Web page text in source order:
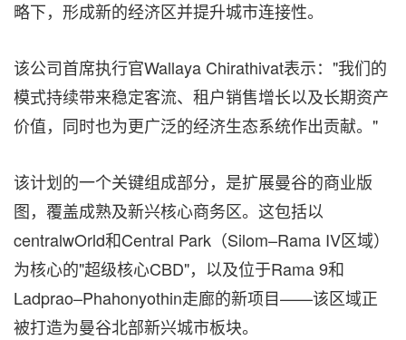
略下，形成新的经济区并提升城市连接性。
该公司首席执行官Wallaya Chirathivat表示："我们的
模式持续带来稳定客流、租户销售增长以及长期资产
价值，同时也为更广泛的经济生态系统作出贡献。"
该计划的一个关键组成部分，是扩展曼谷的商业版
图，覆盖成熟及新兴核心商务区。这包括以
centralwOrld和Central Park（Silom–Rama IV区域）
为核心的"超级核心CBD"，以及位于Rama 9和
Ladprao–Phahonyothin走廊的新项目——该区域正
被打造为曼谷北部新兴城市板块。